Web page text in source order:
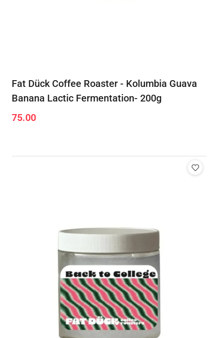
Fat Dück Coffee Roaster - Kolumbia Guava
Banana Lactic Fermentation- 200g
Cena:
75.00